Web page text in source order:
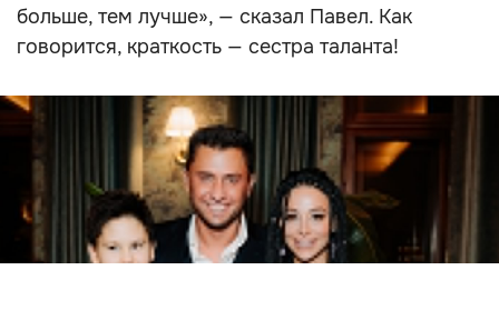
больше, тем лучше», — сказал Павел. Как
говорится, краткость — сестра таланта!